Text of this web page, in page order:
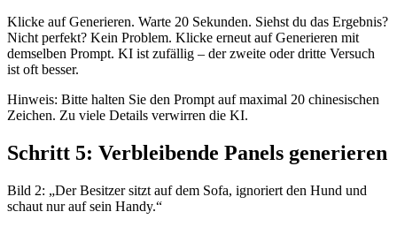
Klicke auf Generieren. Warte 20 Sekunden. Siehst du das Ergebnis?
Nicht perfekt? Kein Problem. Klicke erneut auf Generieren mit
demselben Prompt. KI ist zufällig – der zweite oder dritte Versuch
ist oft besser.
Hinweis: Bitte halten Sie den Prompt auf maximal 20 chinesischen
Zeichen. Zu viele Details verwirren die KI.
Schritt 5: Verbleibende Panels generieren
Bild 2: „Der Besitzer sitzt auf dem Sofa, ignoriert den Hund und
schaut nur auf sein Handy.“